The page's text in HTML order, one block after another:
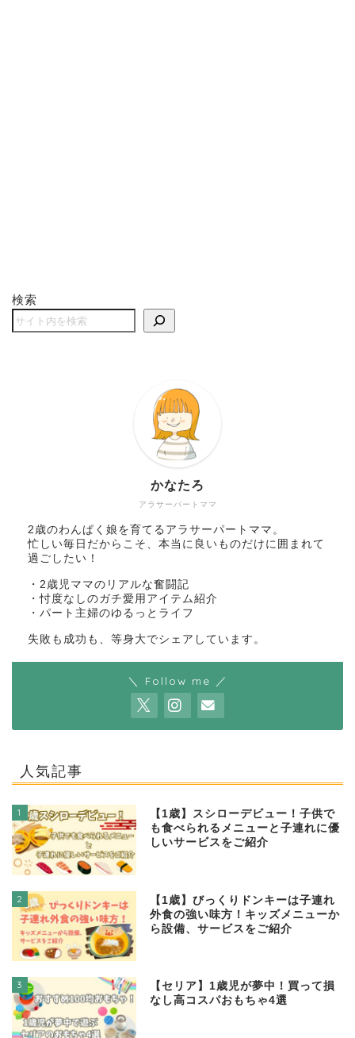
検索
アラサーパートママ
かなたろ
2歳のわんぱく娘を育てるアラサーパートママ。
忙しい毎日だからこそ、本当に良いものだけに囲まれて
過ごしたい！
・2歳児ママのリアルな奮闘記
・忖度なしのガチ愛用アイテム紹介
・パート主婦のゆるっとライフ
失敗も成功も、等身大でシェアしています。
＼ Follow me ／
人気記事
1
【1歳】スシローデビュー！子供で
も食べられるメニューと子連れに優
しいサービスをご紹介
2
【1歳】びっくりドンキーは子連れ
外食の強い味方！キッズメニューか
ら設備、サービスをご紹介
3
【セリア】1歳児が夢中！買って損
なし高コスパおもちゃ4選